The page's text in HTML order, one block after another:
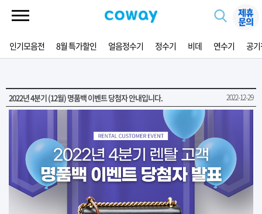
인기모음전 8월 특가할인 얼음정수기 정수기 비데 연수기 공
2022년 4분기 (12월) 명품백 이벤트 당첨자 안내입니다. 2022-12-29